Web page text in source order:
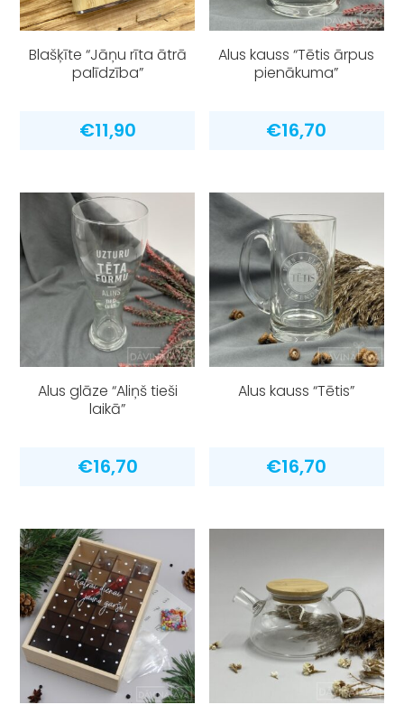
Blašķīte “Jāņu rīta ātrā
palīdzība”
€11,90
Alus kauss “Tētis ārpus
pienākuma”
€16,70
Alus glāze “Aliņš tieši
laikā”
€16,70
Alus kauss “Tētis”
€16,70